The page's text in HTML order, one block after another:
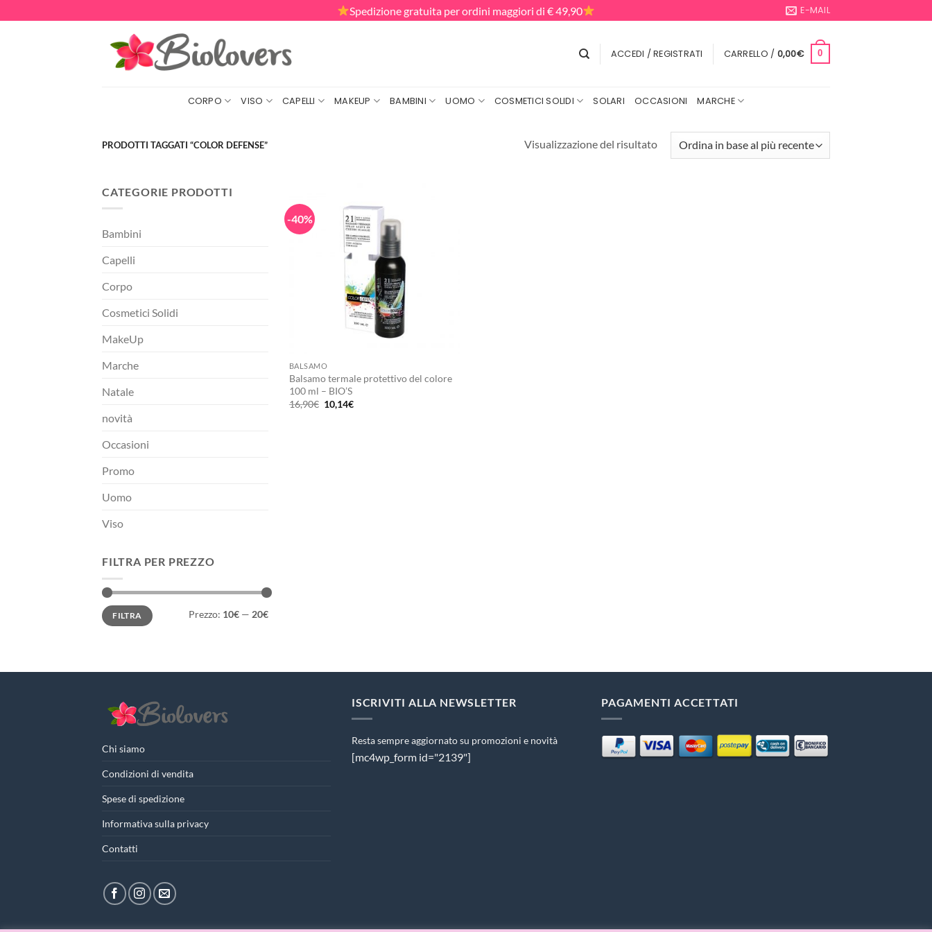
ai
Spedizione gratuita per ordini maggiori di € 49,90 E-MAIL
ACCEDI / REGISTRATI CARRELLO / 0,00€ 0
CORPO VISO CAPELLI MAKEUP BAMBINI UOMO COSMETICI SOLIDI SOLARI OCCASIONI MARCHE
PRODOTTI TAGGATI “COLOR DEFENSE” Visualizzazione del risultato
CATEGORIE PRODOTTI
Bambini
Capelli
Corpo
Cosmetici Solidi
MakeUp
Marche
Natale
novità
Occasioni
Promo
Uomo
Viso
FILTRA PER PREZZO
Prezzo
Min
Prezzo
MaxFILTRA Prezzo: 10€ — 20€
-40%
BALSAMO
Balsamo termale protettivo del colore
100 ml – BIO’S
16,90€ Il
prezzo
10,14€Il
Chi siamo
Condizioni di vendita
Spese di spedizione
Informativa sulla privacy
Contatti
ISCRIVITI ALLA NEWSLETTER
Resta sempre aggiornato su promozioni e novità
[mc4wp_form id="2139"]
PAGAMENTI ACCETTATI